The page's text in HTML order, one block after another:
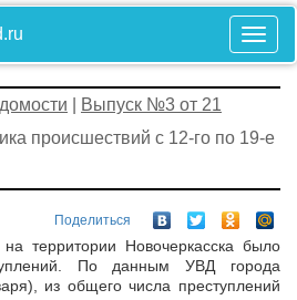
Выпуск №3 от 21
происшествий с 12-го по 19-е
Поделиться
территории Новочеркасска было
По данным УВД города
из общего числа преступлений